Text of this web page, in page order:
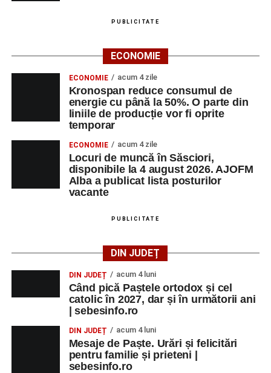
PUBLICITATE
ECONOMIE
ECONOMIE acum 4 zile
Kronospan reduce consumul de
energie cu până la 50%. O parte din
liniile de producție vor fi oprite
temporar
ECONOMIE acum 4 zile
Locuri de muncă în Săsciori,
disponibile la 4 august 2026. AJOFM
Alba a publicat lista posturilor
vacante
PUBLICITATE
DIN JUDEȚ
DIN JUDEȚ acum 4 luni
Când pică Paștele ortodox și cel
catolic în 2027, dar și în următorii ani
| sebesinfo.ro
DIN JUDEȚ acum 4 luni
Mesaje de Paște. Urări și felicitări
pentru familie și prieteni |
sebesinfo.ro